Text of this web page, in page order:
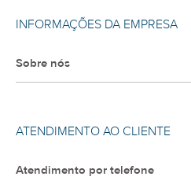
INFORMAÇÕES DA EMPRESA
Sobre nós
ATENDIMENTO AO CLIENTE
Atendimento por telefone